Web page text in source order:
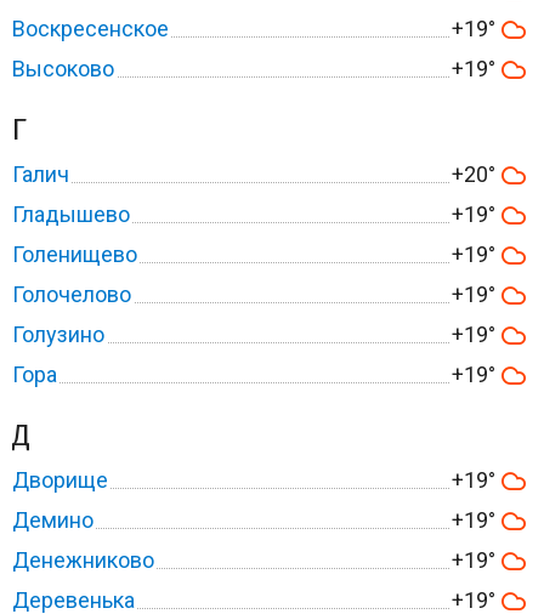
Воскресенское
+19°
Высоково
+19°
Г
Галич
+20°
Гладышево
+19°
Голенищево
+19°
Голочелово
+19°
Голузино
+19°
Гора
+19°
Д
Дворище
+19°
Демино
+19°
Денежниково
+19°
Деревенька
+19°